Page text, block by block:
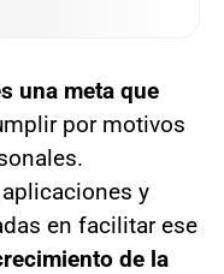
una meta que
por motivos
y
en facilitar ese
de la